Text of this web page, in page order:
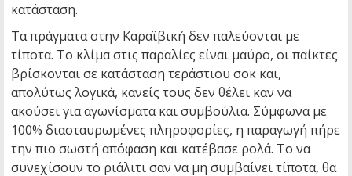
κατάσταση.
Τα πράγματα στην Καραϊβική δεν παλεύονται με
τίποτα. Το κλίμα στις παραλίες είναι μαύρο, οι παίκτες
βρίσκονται σε κατάσταση τεράστιου σοκ και,
απολύτως λογικά, κανείς τους δεν θέλει καν να
ακούσει για αγωνίσματα και συμβούλια. Σύμφωνα με
100% διασταυρωμένες πληροφορίες, η παραγωγή πήρε
την πιο σωστή απόφαση και κατέβασε ρολά. Το να
συνεχίσουν το ριάλιτι σαν να μη συμβαίνει τίποτα, θα